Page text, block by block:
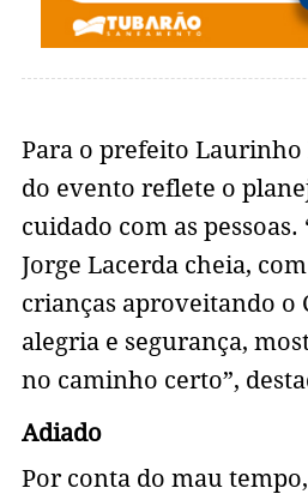
Para o prefeito Laurinho
do evento reflete o
cuidado com as pessoas.
Jorge Lacerda cheia,
crianças aproveitando o
alegria e segurança,
no caminho certo”,
Adiado
Por conta do mau